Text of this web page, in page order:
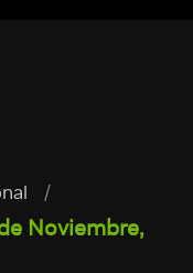
/
Noviembre,